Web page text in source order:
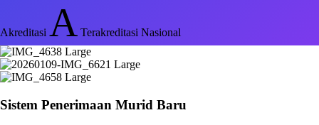
Akreditasi A Terakreditasi Nasional
Sistem Penerimaan Murid Baru